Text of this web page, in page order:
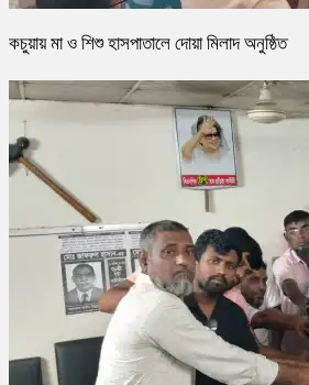
কচুয়ায় মা ও শিশু হাসপাতালে দোয়া মিলাদ অনুষ্ঠিত